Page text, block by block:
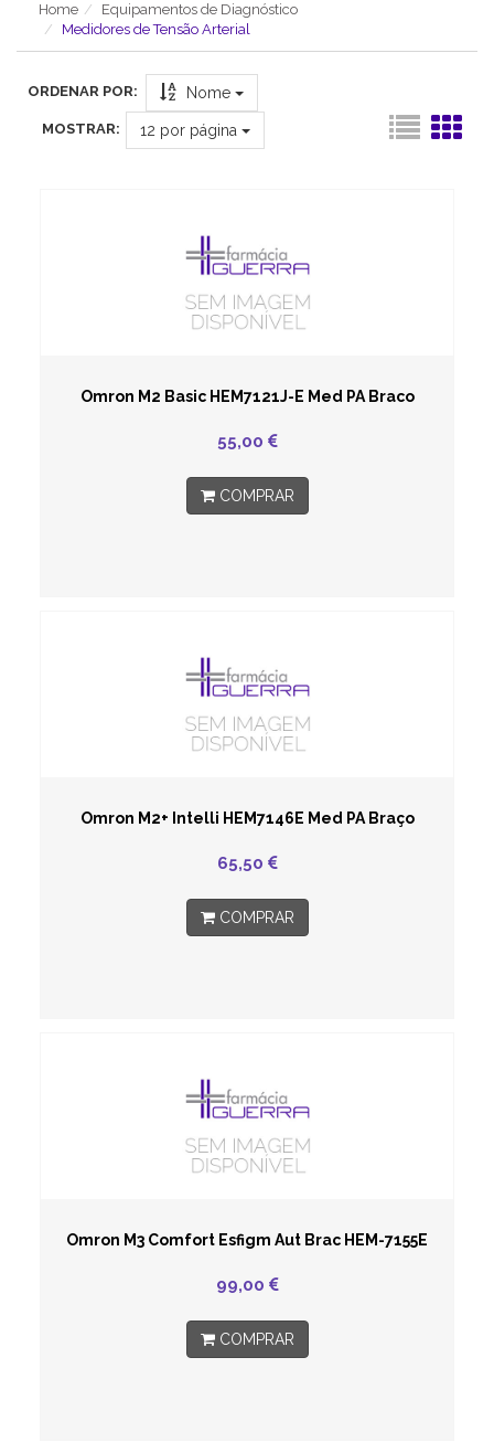
Home
Equipamentos de Diagnóstico
Medidores de Tensão Arterial
ORDENAR POR: Nome
MOSTRAR: 12 por página
Omron M2 Basic HEM7121J-E Med PA Braco
55,00
COMPRAR
Omron M2+ Intelli HEM7146E Med PA Braço
65,50
COMPRAR
Omron M3 Comfort Esfigm Aut Brac HEM-7155E
99,00
COMPRAR